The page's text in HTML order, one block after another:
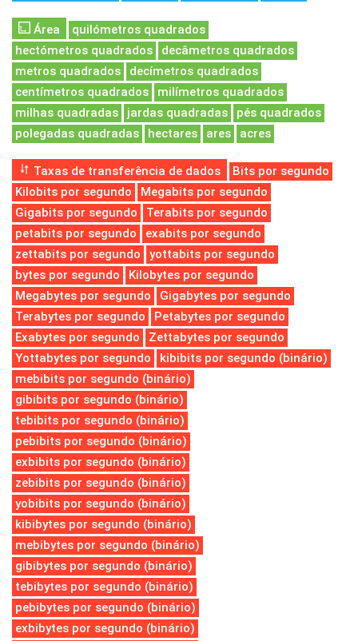
Área
quilómetros quadrados
hectómetros quadrados
decâmetros quadrados
metros quadrados
decímetros quadrados
centímetros quadrados
milímetros quadrados
milhas quadradas
jardas quadradas
pés quadrados
polegadas quadradas
hectares ares acres
Taxas de transferência de dados
Bits por segundo
Kilobits por segundo
Megabits por segundo
Gigabits por segundo
Terabits por segundo
petabits por segundo
exabits por segundo
zettabits por segundo
yottabits por segundo
bytes por segundo
Kilobytes por segundo
Megabytes por segundo
Gigabytes por segundo
Terabytes por segundo
Petabytes por segundo
Exabytes por segundo
Zettabytes por segundo
Yottabytes por segundo
kibibits por segundo (binário)
mebibits por segundo (binário)
gibibits por segundo (binário)
tebibits por segundo (binário)
pebibits por segundo (binário)
exbibits por segundo (binário)
zebibits por segundo (binário)
yobibits por segundo (binário)
kibibytes por segundo (binário)
mebibytes por segundo (binário)
gibibytes por segundo (binário)
tebibytes por segundo (binário)
pebibytes por segundo (binário)
exbibytes por segundo (binário)